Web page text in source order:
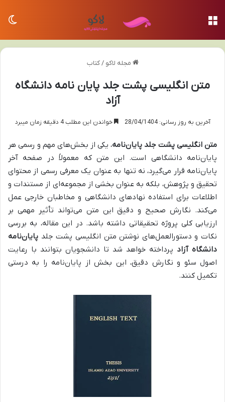
مجله لاکو / کتاب
متن انگلیسی پشت جلد پایان نامه دانشگاه
آزاد
آخرین به روز رسانی: 28/04/1404 خواندن این مطلب 4 دقیقه زمان میبرد
متن انگلیسی پشت جلد پایان‌نامه، یکی از بخش‌های مهم و رسمی هر
پایان‌نامه دانشگاهی است. این متن که معمولاً در صفحه آخر
پایان‌نامه قرار می‌گیرد، نه تنها به عنوان یک معرفی رسمی از محتوای
تحقیق و پژوهش، بلکه به عنوان بخشی از مجموعه‌ای از مستندات و
اطلاعات برای استفاده نهادهای دانشگاهی و مخاطبان خارجی عمل
می‌کند. نگارش صحیح و دقیق این متن می‌تواند تأثیر مهمی بر
ارزیابی کلی پروژه تحقیقاتی داشته باشد. در این مقاله، به بررسی
نکات و دستورالعمل‌های نوشتن متن انگلیسی پشت جلد پایان‌نامه
دانشگاه آزاد پرداخته خواهد شد تا دانشجویان بتوانند با رعایت
اصول سئو و نگارش دقیق، این بخش از پایان‌نامه را به درستی
تکمیل کنند.